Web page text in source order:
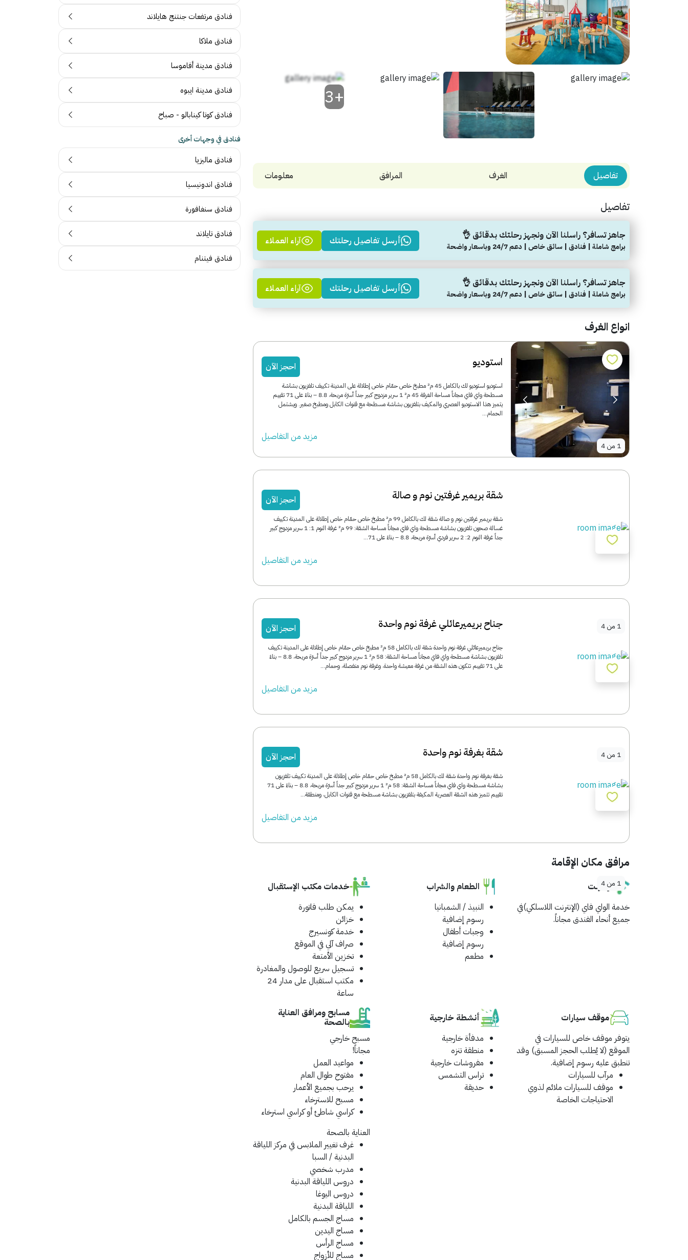
+3
تفاصيل الغرف المرافق معلومات
تفاصيل
جاهز تسافر؟ راسلنا الآن ونجهز رحلتك بدقائق 👌
برامج شاملة | فنادق | سائق خاص | دعم 24/7 وباسعار واضحة أرسل تفاصيل رحلتك آراء العملاء
جاهز تسافر؟ راسلنا الآن ونجهز رحلتك بدقائق 👌
برامج شاملة | فنادق | سائق خاص | دعم 24/7 وباسعار واضحة أرسل تفاصيل رحلتك آراء العملاء
انواع الغرف
1 من4
استوديو احجز الآن
استوديو استوديو لك بالكامل 45 م² مطبخ خاص حمّام خاص إطلالة على المدينة تكييف تلفزيون بشاشة
مسطحة واي فاي مجاناً مساحة الغرفة 45 م² 1 سرير مزدوج كبير جداً أسرّة مريحة، 8.8 – بناءً على 71 تقييم
يتميز هذا الاستوديو العصري والمكيف بتلفزيون بشاشة مسطحة مع قنوات الكابل ومطبخ صغير. ويشتمل
الحمام...
مزید من التفاصیل
1 من4
شقة بريمير غرفتين نوم و صالة احجز الآن
شقة بريمير غرفتين نوم و صالة شقة لك بالكامل 99 م² مطبخ خاص حمّام خاص إطلالة على المدينة تكييف
غسالة صحون تلفزيون بشاشة مسطحة واي فاي مجاناً مساحة الشقة: 99 م² غرفة النوم 1: 1 سرير مزدوج كبير
جداً غرفة النوم 2: 2 سرير فردي أسرّة مريحة، 8.8 – بناءً على 71...
مزید من التفاصیل
1 من4
جناح بريميرعائلي غرفة نوم واحدة احجز الآن
جناح بريميرعائلي غرفة نوم واحدة شقة لك بالكامل 58 م² مطبخ خاص حمّام خاص إطلالة على المدينة تكييف
تلفزيون بشاشة مسطحة واي فاي مجاناً مساحة الشقة: 58 م² 1 سرير مزدوج كبير جداً أسرّة مريحة، 8.8 – بناءً
على 71 تقييم تتكون هذه الشقة من غرفة معيشة واحدة، وغرفة نوم منفصلة، ​​وحمام...
مزید من التفاصیل
1 من4
شقة بغرفة نوم واحدة احجز الآن
شقة بغرفة نوم واحدة شقة لك بالكامل 58 م² مطبخ خاص حمّام خاص إطلالة على المدينة تكييف تلفزيون
بشاشة مسطحة واي فاي مجاناً مساحة الشقة: 58 م² 1 سرير مزدوج كبير جداً أسرّة مريحة، 8.8 – بناءً على 71
تقييم تتميز هذه الشقة العصرية المكيفة بتلفزيون بشاشة مسطحة مع قنوات الكابل، ومنطقة...
مزید من التفاصیل
مرافق مكان الإقامة
إنترنت
خدمة الواي فاي (الإنترنت اللاسلكي)في
جميع أنحاء الفندق مجاناً.
الطعام والشراب
النبيذ / الشمبانيا
رسوم إضافية
وجبات أطفال
رسوم إضافية
مطعم
خدمات مكتب الإستقبال
يمكن طلب فاتورة
خزائن
خدمة كونسيرج
صراف آلي في الموقع
تخزين الأمتعة
تسجيل سريع للوصول والمغادرة
مكتب استقبال على مدار 24
ساعة
موقف سيارات
يتوفر موقف خاص للسيارات في
الموقع (لا يُطلب الحجز المسبق) وقد
تنطبق عليه رسوم إضافية.
مرآب للسيارات
موقف للسيارات ملائم لذوي
الاحتياجات الخاصة
أنشطة خارجية
مدفأة خارجية
منطقة تنزه
مفروشات خارجية
تراس التشمس
حديقة
مسابح ومرافق العناية
بالصحة
مسبح خارجي
مجاناً!
مواعيد العمل
مفتوح طوال العام
يرحب بجميع الأعمار
مسبح للاسترخاء
كراسي شاطئ أو كراسي استرخاء
العناية بالصحة
غرف تغيير الملابس في مركز اللياقة
البدنية / السبا
مدرب شخصي
دروس اللياقة البدنية
دروس اليوغا
اللياقة البدنية
مساج الجسم بالكامل
مساج اليدين
مساج الرأس
مساج للأزواج
فنادق مرتفعات جنتنج هايلاند
فنادق ملاكا
فنادق مدينة أفاموسا
فنادق مدينة ايبوه
فنادق كوتا كينابالو - صباح
فنادق في وجهات أخرى
فنادق ماليزيا
فنادق اندونيسيا
فنادق سنغافورة
فنادق تايلاند
فنادق فيتنام